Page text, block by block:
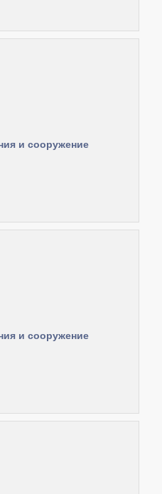
и сооружение
и сооружение